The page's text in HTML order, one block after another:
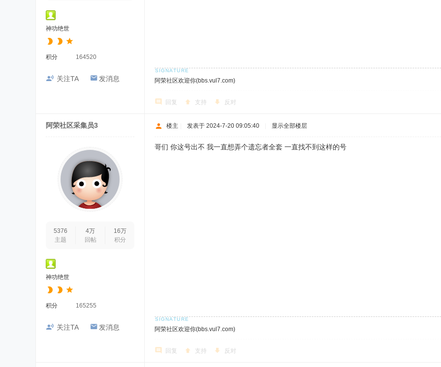
神功绝世
积分 164520
关注TA 发消息 阿荣社区欢迎你(bbs.vul7.com)
回复 支持 反对
阿荣社区采集员3
5376
主题
4万
回帖
16万
积分
神功绝世
积分 165255
关注TA 发消息
楼主 发表于 2024-7-20 09:05:40 显示全部楼层
哥们 你这号出不 我一直想弄个遗忘者全套 一直找不到这样的号
阿荣社区欢迎你(bbs.vul7.com)
回复 支持 反对